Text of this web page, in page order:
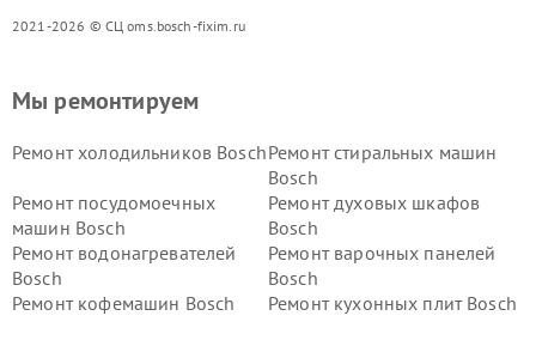
2021-2026 © СЦ oms.bosch-fixim.ru
Мы ремонтируем
Ремонт холодильников BoschРемонт стиральных машин
Bosch
Ремонт посудомоечных
машин Bosch
Ремонт духовых шкафов
Bosch
Ремонт водонагревателей
Bosch
Ремонт варочных панелей
Bosch
Ремонт кофемашин Bosch
Ремонт кухонных плит Bosch